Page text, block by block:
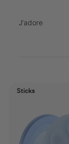
J'adore
Sticks